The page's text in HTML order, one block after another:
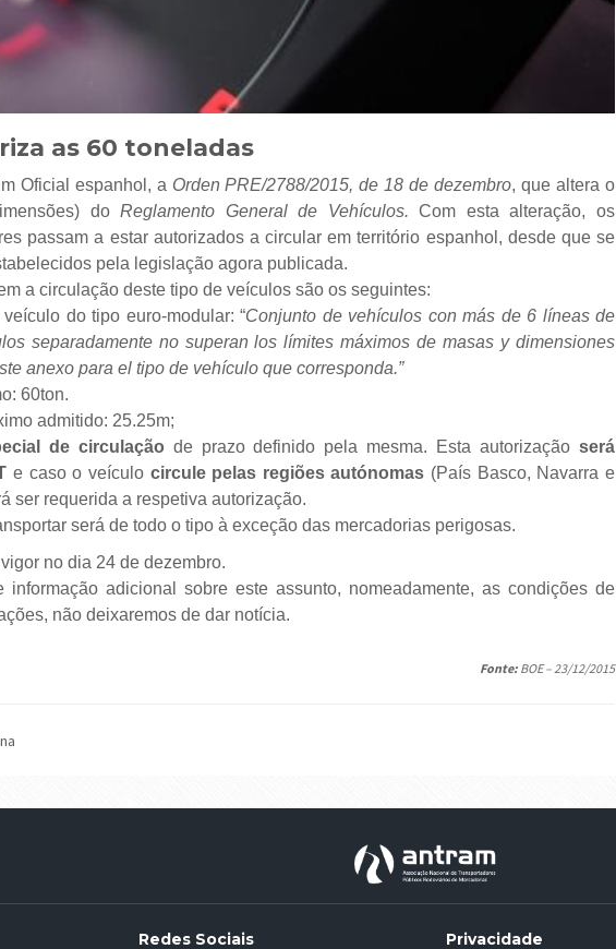
as 60 toneladas
Oficial espanhol, a Orden PRE/2788/2015, de 18 de dezembro, que altera o
doReglamento General de Vehículos. Com esta alteração, os
passam a estar autorizados a circular em território espanhol, desde que se
pela legislação agora publicada.
a circulação deste tipo de veículos são os seguintes:
do tipo euro-modular: “Conjunto de vehículos con más de 6 líneas de
separadamente no superan los límites máximos de masas y dimensiones
anexo para el tipo de vehículo que corresponda.”
60ton.
admitido: 25.25m;
de circulação de prazo definido pela mesma. Esta autorizaçãoserá
e caso o veículo circule pelas regiões autónomas (País Basco, Navarra e
ser requerida a respetiva autorização.
será de todo o tipo à exceção das mercadorias perigosas.
no dia 24 de dezembro.
informação adicional sobre este assunto, nomeadamente, as condições de
não deixaremos de dar notícia.
Fonte: BOE – 23/12/2015
Redes Sociais Privacidade